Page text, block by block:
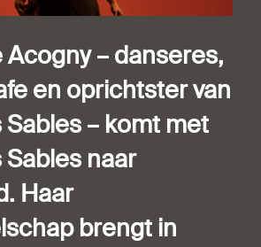
– danseres,
en oprichtster van
– komt met
naar
Haar
brengt in